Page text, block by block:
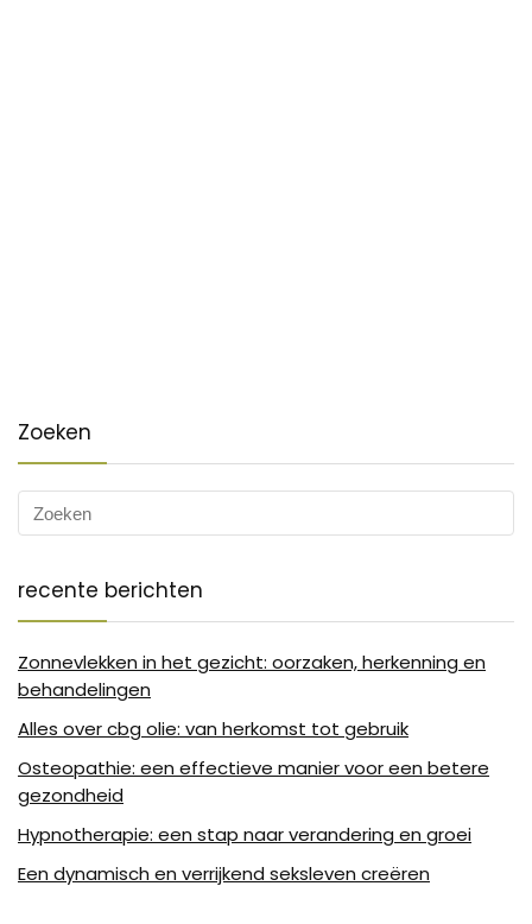
Zoeken
recente berichten
Zonnevlekken in het gezicht: oorzaken, herkenning en
behandelingen
Alles over cbg olie: van herkomst tot gebruik
Osteopathie: een effectieve manier voor een betere
gezondheid
Hypnotherapie: een stap naar verandering en groei
Een dynamisch en verrijkend seksleven creëren